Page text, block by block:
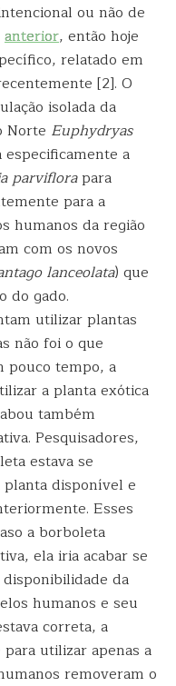
ou não de
anterior, então hoje
relatado em
[2]. O
isolada da
Norte Euphydryas
a
parviflorapara
para a
humanos da região
com os novos
lanceolata) que
do gado.
utilizar plantas
não foi o que
pouco tempo, a
a planta exótica
também
Pesquisadores,
estava se
disponível e
Esses
a borboleta
ela iria acabar se
da
humanos e seu
correta, a
utilizar apenas a
removeram o